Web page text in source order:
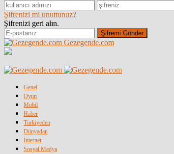
Şifrenizi mi unuttunuz?
Şifrenizi geri alın.
Gezegende.com
Genel
Oyun
Mobil
Haber
Türkiyeden
Dünyadan
İnternet
Sosyal Medya